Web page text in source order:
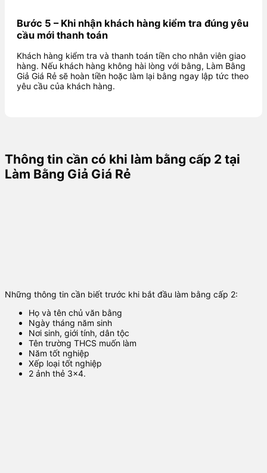
Bước 5 – Khi nhận khách hàng kiểm tra đúng yêu
cầu mới thanh toán
Khách hàng kiểm tra và thanh toán tiền cho nhân viên giao
hàng. Nếu khách hàng không hài lòng với bằng, Làm Bằng
Giả Giá Rẻ sẽ hoàn tiền hoặc làm lại bằng ngay lập tức theo
yêu cầu của khách hàng.
Thông tin cần có khi làm bằng cấp 2 tại
Làm Bằng Giả Giá Rẻ
Những thông tin cần biết trước khi bắt đầu làm bằng cấp 2:
Họ và tên chủ văn bằng
Ngày tháng năm sinh
Nơi sinh, giới tính, dân tộc
Tên trường THCS muốn làm
Năm tốt nghiệp
Xếp loại tốt nghiệp
2 ảnh thẻ 3×4.